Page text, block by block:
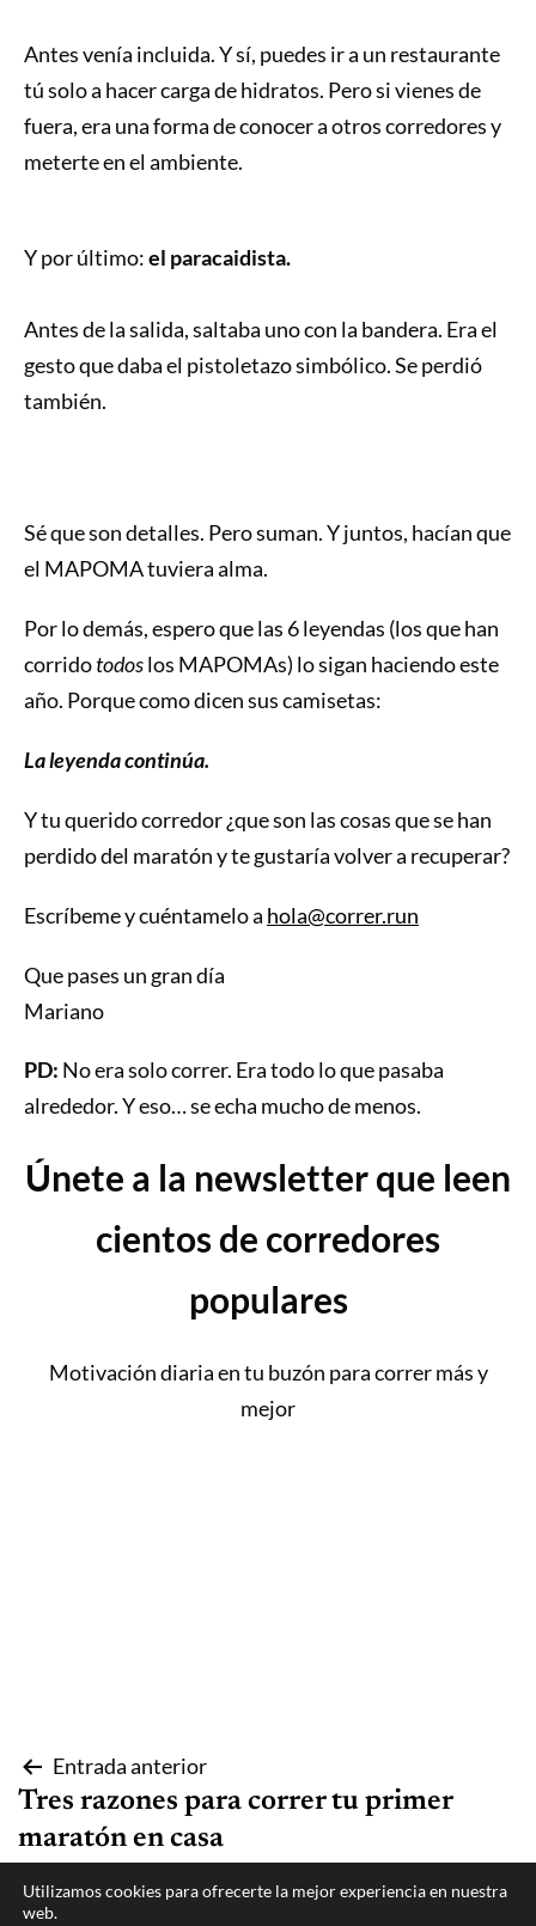
Antes venía incluida. Y sí, puedes ir a un restaurante
tú solo a hacer carga de hidratos. Pero si vienes de
fuera, era una forma de conocer a otros corredores y
meterte en el ambiente.
Y por último:el paracaidista.
Antes de la salida, saltaba uno con la bandera. Era el
gesto que daba el pistoletazo simbólico. Se perdió
también.
Sé que son detalles. Pero suman. Y juntos, hacían que
el MAPOMA tuviera alma.
Por lo demás, espero que las 6 leyendas (los que han
corridotodoslos MAPOMAs) lo sigan haciendo este
año. Porque como dicen sus camisetas:
La leyenda continúa.
Y tu querido corredor ¿que son las cosas que se han
perdido del maratón y te gustaría volver a recuperar?
Escríbeme y cuéntamelo a hola@correr.run
Que pases un gran día
Mariano
PD: No era solo correr. Era todo lo que pasaba
alrededor. Y eso… se echa mucho de menos.
Únete a la newsletter que leen
cientos de corredores
populares
Motivación diaria en tu buzón para correr más y
mejor
Navegación
de
entradas
Entrada anterior
Tres razones para correr tu primer
maratón en casa
Entrada siguiente
Utilizamos cookies para ofrecerte la mejor experiencia en nuestra
web.